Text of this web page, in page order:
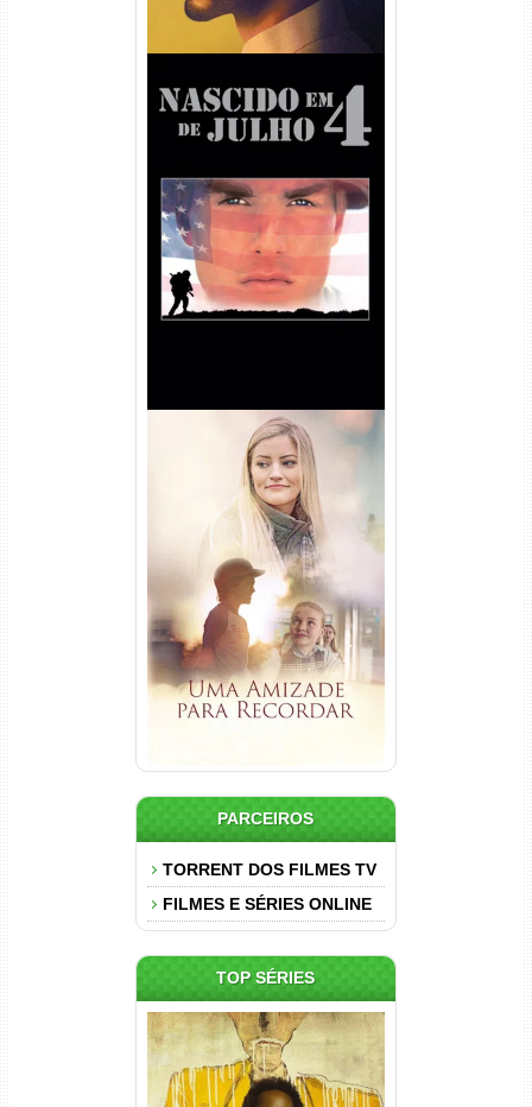
Nascido em 4 de Julho
Torrent (1989) WEB-DL 1080p
Dual Áudio
Uma Amizade para Recordar
Torrent (2025) WEB-DL 1080p
Dual Áudio
PARCEIROS
TORRENT DOS FILMES TV
FILMES E SÉRIES ONLINE
TOP SÉRIES